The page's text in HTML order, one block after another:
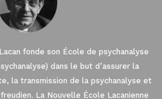
fonde son École de psychanalyse
dans le but d’assurer la
la transmission de la psychanalyse et
La Nouvelle École Lacanienne